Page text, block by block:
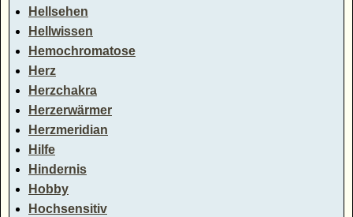
Hellsehen
Hellwissen
Hemochromatose
Herz
Herzchakra
Herzerwärmer
Herzmeridian
Hilfe
Hindernis
Hobby
Hochsensitiv